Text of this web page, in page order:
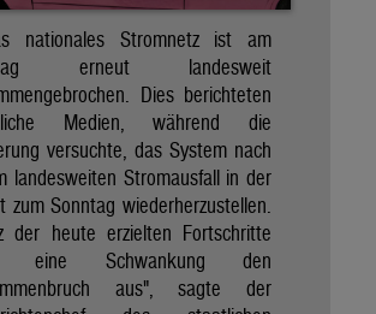
nationales Stromnetz ist am
erneut landesweit
Dies berichteten
Medien, während die
versuchte, das System nach
landesweiten Stromausfall in der
zum Sonntag wiederherzustellen.
der heute erzielten Fortschritte
eine Schwankung den
aus", sagte der